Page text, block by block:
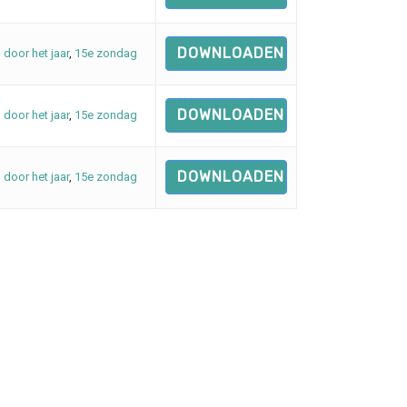
door het jaar, 15e zondag DOWNLOADEN
door het jaar, 15e zondag DOWNLOADEN
door het jaar, 15e zondag DOWNLOADEN